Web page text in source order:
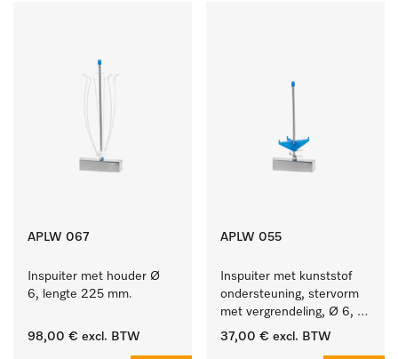
APLW 067
Inspuiter met houder Ø
6, lengte 225 mm.
98,00 € excl. BTW
APLW 055
Inspuiter met kunststof
ondersteuning, stervorm
met vergrendeling, Ø 6,
lengte 175 mm.
37,00 € excl. BTW